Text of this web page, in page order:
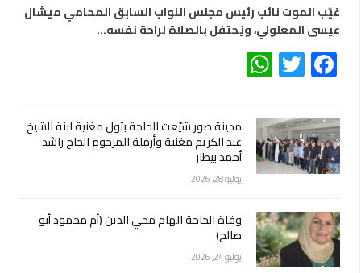
غيّب الموت نائب رئيس مجلس النواب السابق المحامي ميشال
عيسى المعلولي، ويُحتفل بالصلاة لراحة نفسه…
Facebook
Twitter
مدينة صور شيّعت الحاجة بتول مغنية ابنة الشيخ
عبد الكريم مغنية وأرملة المرحوم الحاج راشد
أحمد بيطار
يوليو 28, 2026
وفاة الحاجة الهام محي الدين (أم محمود أبو
صالح)
يوليو 24, 2026